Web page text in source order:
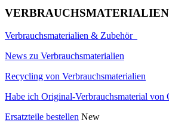
Verbrauchsmaterialien & Zubehör
News zu Verbrauchsmaterialien
Recycling von Verbrauchsmaterialien
Habe ich Original-Verbrauchsmaterial von
Ersatzteile bestellen New